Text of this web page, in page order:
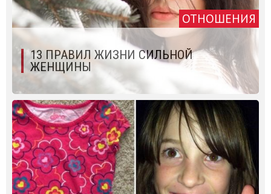
ОТНОШЕНИЯ
13 ПРАВИЛ ЖИЗНИ СИЛЬНОЙ
ЖЕНЩИНЫ